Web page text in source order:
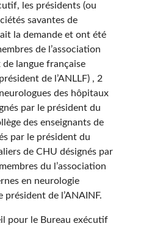
les présidents (ou
savantes de
la demande et ont été
de l’association
langue française
de l’ANLLF) , 2
des hôpitaux
par le président du
des enseignants de
par le président du
de CHU désignés par
du l’association
en neurologie
président de l’ANAINF.
pour le Bureau exécutif